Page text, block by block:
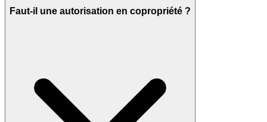
Faut-il une autorisation en copropriété ?